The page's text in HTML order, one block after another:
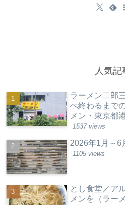
人気記
ラーメン二郎
べ終わるまで
メン・東京都
1537 views
2026年1月～6
1105 views
とし食堂／ア
メンを（ラー